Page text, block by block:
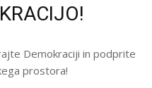
Demokraciji in podprite
prostora!